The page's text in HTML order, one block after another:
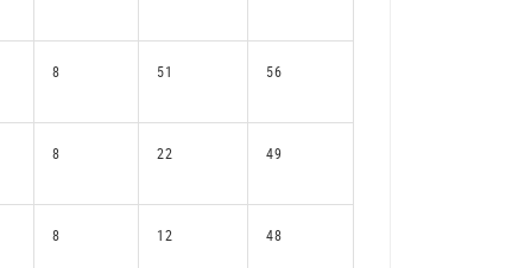
8 51 56
8 22 49
8 12 48